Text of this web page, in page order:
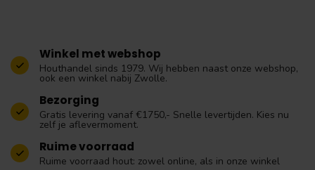
Winkel met webshop
Houthandel sinds 1979. Wij hebben naast onze webshop,
ook een winkel nabij Zwolle.
Bezorging
Gratis levering vanaf €1750,- Snelle levertijden. Kies nu
zelf je aflevermoment.
Ruime voorraad
Ruime voorraad hout: zowel online, als in onze winkel